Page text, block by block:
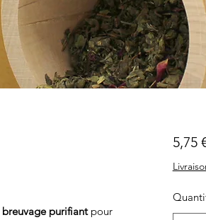
breuvage purifiantpour
5,75